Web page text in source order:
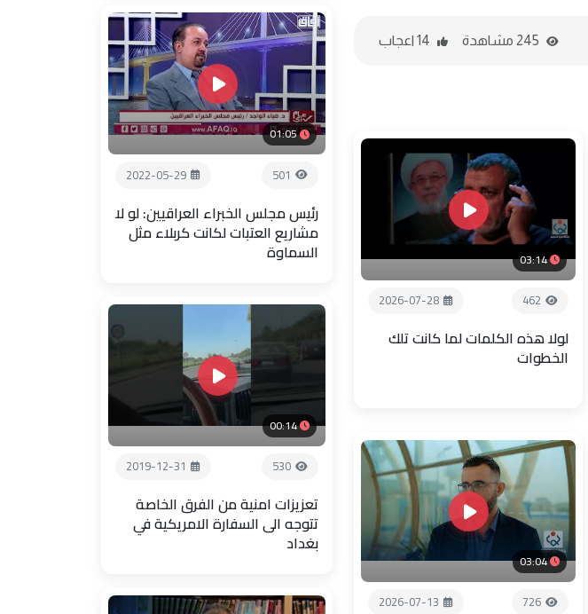
03:14
462
2026-07-28
لولا هذه الكلمات لما كانت تلك
الخطوات
03:04
726
2026-07-13
01:05
501
2022-05-29
رئيس مجلس الخبراء العراقيين: لو لا
مشاريع العتبات لكانت كربلاء مثل
السماوة
00:14
530
2019-12-31
تعزيزات امنية من الفرق الخاصة
تتوجه الى السفارة الامريكية في
بغداد